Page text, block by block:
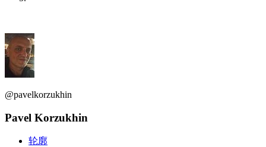
@pavelkorzukhin
Pavel Korzukhin
轮廓